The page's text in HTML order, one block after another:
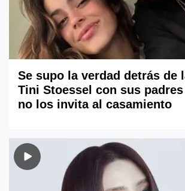
Se supo la verdad detrás de
Tini Stoessel con sus
no los invita al casamiento